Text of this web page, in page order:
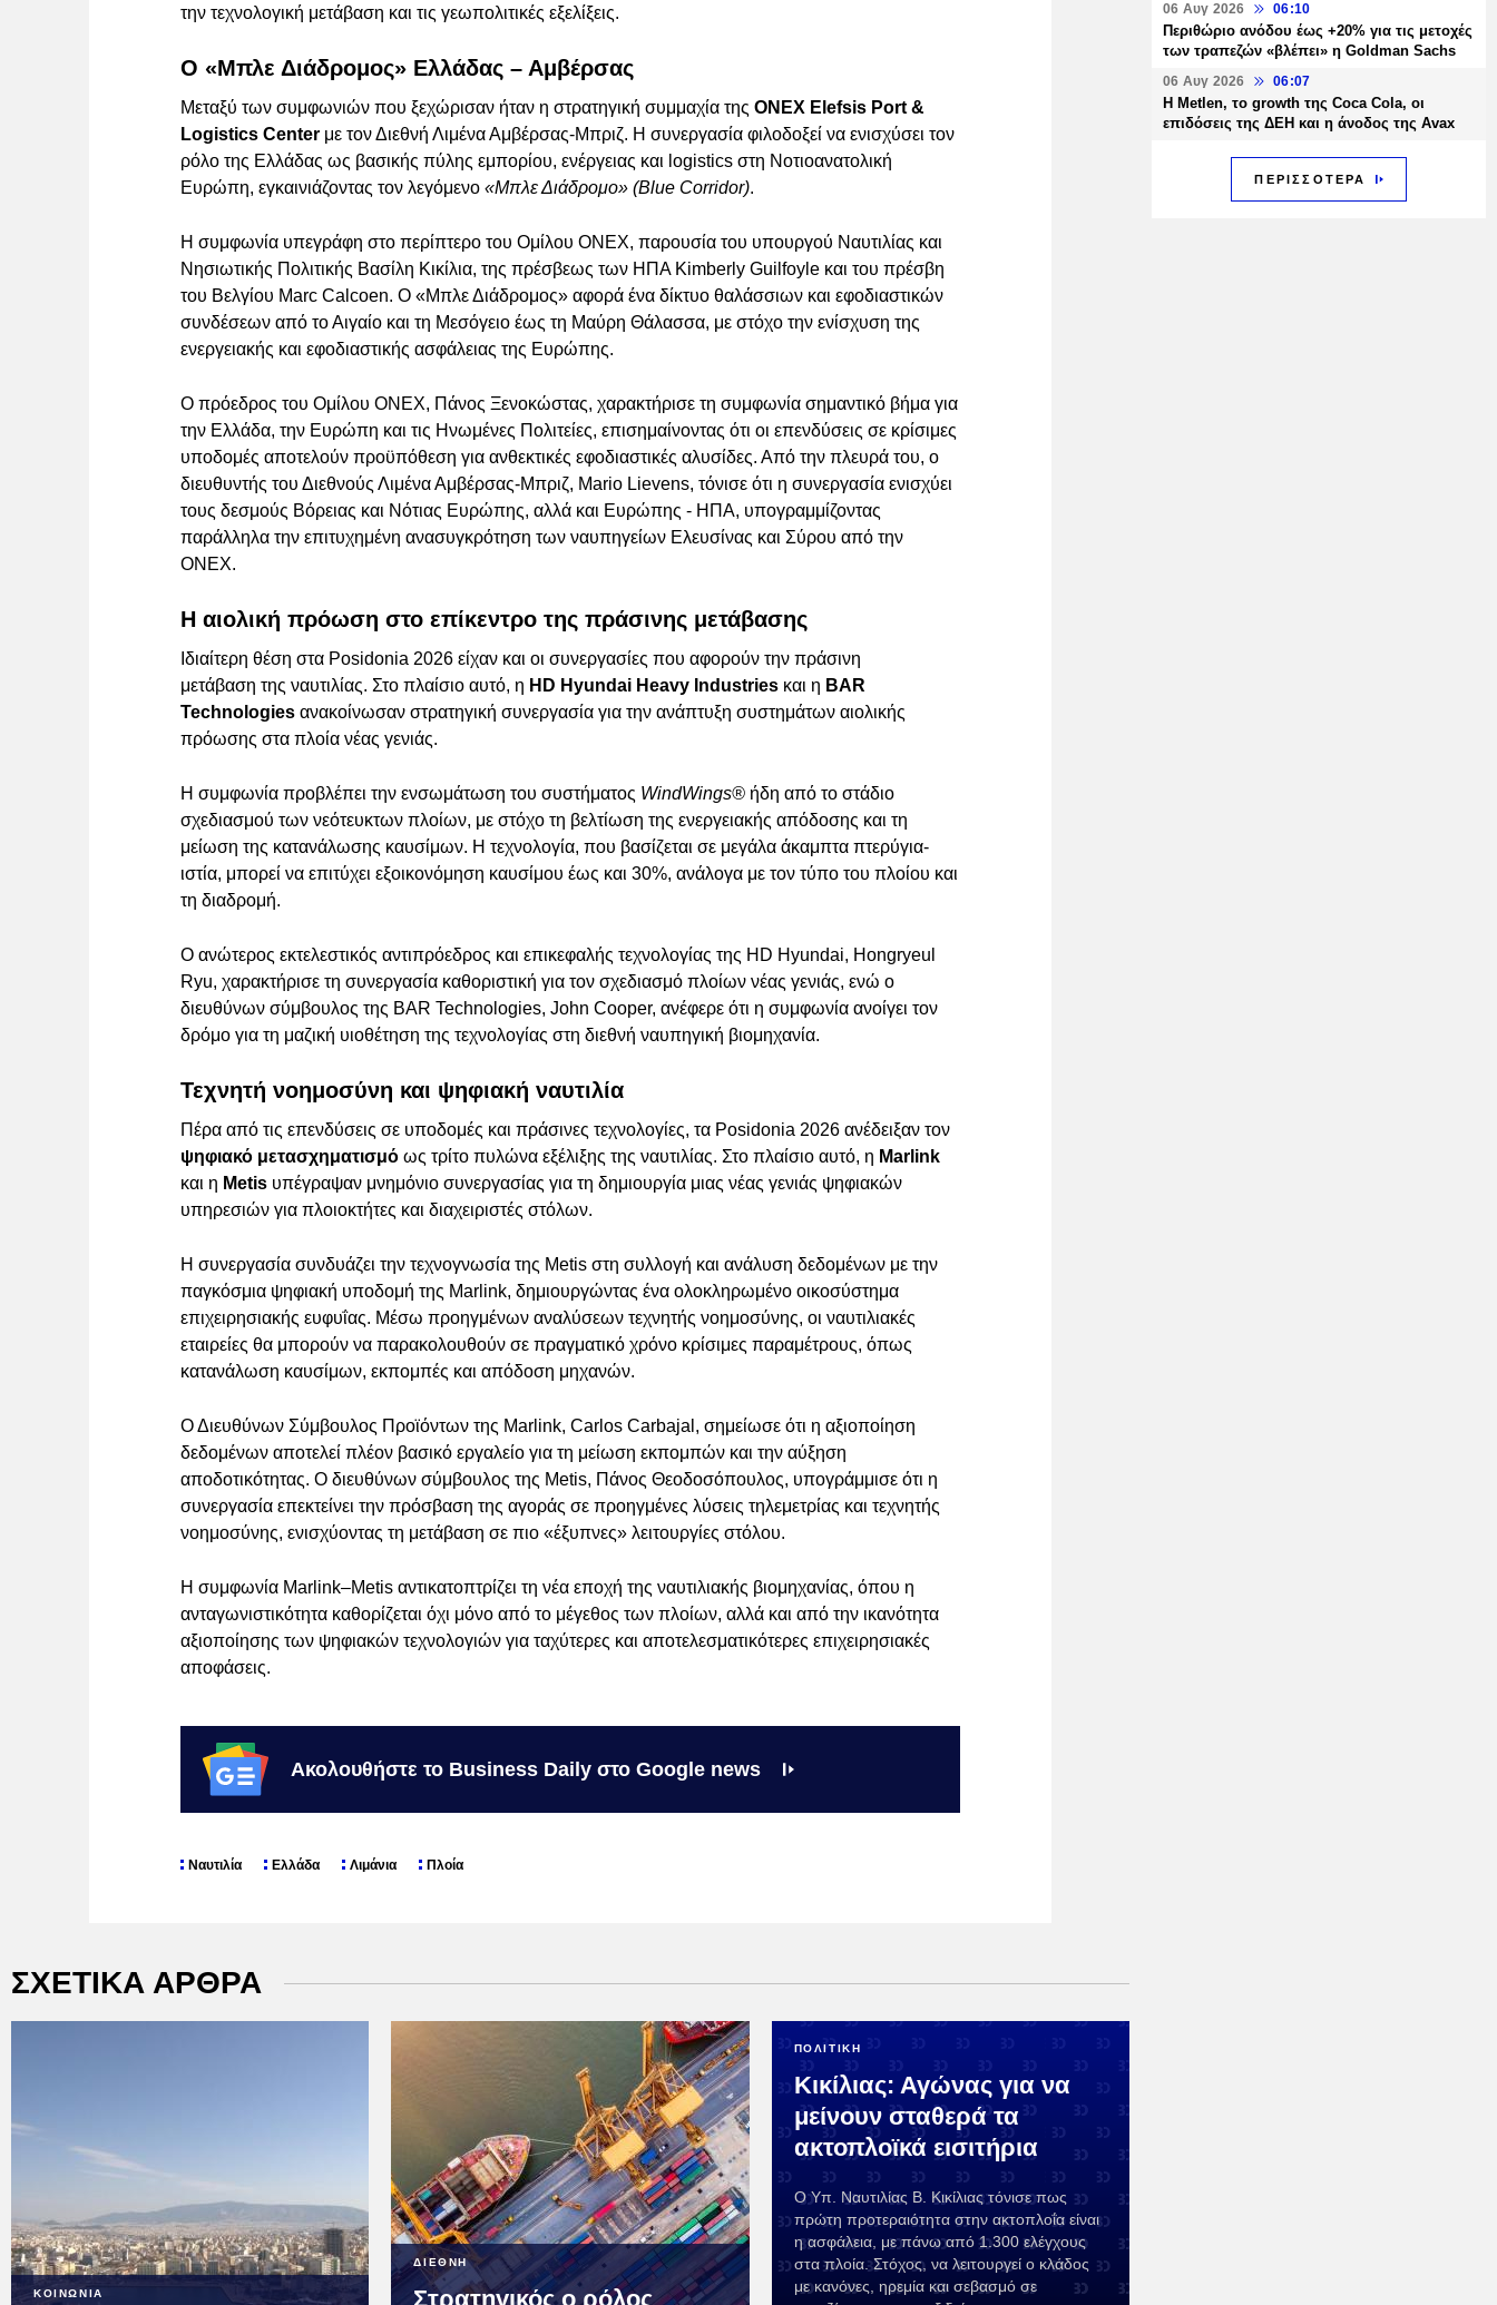
την τεχνολογική μετάβαση και τις γεωπολιτικές εξελίξεις.
Ο «Μπλε Διάδρομος» Ελλάδας – Αμβέρσας
Μεταξύ των συμφωνιών που ξεχώρισαν ήταν η στρατηγική συμμαχία της ONEX Elefsis Port &
Logistics Center με τον Διεθνή Λιμένα Αμβέρσας-Μπριζ. Η συνεργασία φιλοδοξεί να ενισχύσει τον
ρόλο της Ελλάδας ως βασικής πύλης εμπορίου, ενέργειας και logistics στη Νοτιοανατολική
Ευρώπη, εγκαινιάζοντας τον λεγόμενο «Μπλε Διάδρομο» (Blue Corridor).
Η συμφωνία υπεγράφη στο περίπτερο του Ομίλου ONEX, παρουσία του υπουργού Ναυτιλίας και
Νησιωτικής Πολιτικής Βασίλη Κικίλια, της πρέσβεως των ΗΠΑ Kimberly Guilfoyle και του πρέσβη
του Βελγίου Marc Calcoen. Ο «Μπλε Διάδρομος» αφορά ένα δίκτυο θαλάσσιων και εφοδιαστικών
συνδέσεων από το Αιγαίο και τη Μεσόγειο έως τη Μαύρη Θάλασσα, με στόχο την ενίσχυση της
ενεργειακής και εφοδιαστικής ασφάλειας της Ευρώπης.
Ο πρόεδρος του Ομίλου ONEX, Πάνος Ξενοκώστας, χαρακτήρισε τη συμφωνία σημαντικό βήμα για
την Ελλάδα, την Ευρώπη και τις Ηνωμένες Πολιτείες, επισημαίνοντας ότι οι επενδύσεις σε κρίσιμες
υποδομές αποτελούν προϋπόθεση για ανθεκτικές εφοδιαστικές αλυσίδες. Από την πλευρά του, ο
διευθυντής του Διεθνούς Λιμένα Αμβέρσας-Μπριζ, Mario Lievens, τόνισε ότι η συνεργασία ενισχύει
τους δεσμούς Βόρειας και Νότιας Ευρώπης, αλλά και Ευρώπης - ΗΠΑ, υπογραμμίζοντας
παράλληλα την επιτυχημένη ανασυγκρότηση των ναυπηγείων Ελευσίνας και Σύρου από την
ONEX.
Η αιολική πρόωση στο επίκεντρο της πράσινης μετάβασης
Ιδιαίτερη θέση στα Posidonia 2026 είχαν και οι συνεργασίες που αφορούν την πράσινη
μετάβαση της ναυτιλίας. Στο πλαίσιο αυτό, η HD Hyundai Heavy Industries και η BAR
Technologies ανακοίνωσαν στρατηγική συνεργασία για την ανάπτυξη συστημάτων αιολικής
πρόωσης στα πλοία νέας γενιάς.
Η συμφωνία προβλέπει την ενσωμάτωση του συστήματος WindWings® ήδη από το στάδιο
σχεδιασμού των νεότευκτων πλοίων, με στόχο τη βελτίωση της ενεργειακής απόδοσης και τη
μείωση της κατανάλωσης καυσίμων. Η τεχνολογία, που βασίζεται σε μεγάλα άκαμπτα πτερύγια-
ιστία, μπορεί να επιτύχει εξοικονόμηση καυσίμου έως και 30%, ανάλογα με τον τύπο του πλοίου και
τη διαδρομή.
Ο ανώτερος εκτελεστικός αντιπρόεδρος και επικεφαλής τεχνολογίας της HD Hyundai, Hongryeul
Ryu, χαρακτήρισε τη συνεργασία καθοριστική για τον σχεδιασμό πλοίων νέας γενιάς, ενώ ο
διευθύνων σύμβουλος της BAR Technologies, John Cooper, ανέφερε ότι η συμφωνία ανοίγει τον
δρόμο για τη μαζική υιοθέτηση της τεχνολογίας στη διεθνή ναυπηγική βιομηχανία.
Τεχνητή νοημοσύνη και ψηφιακή ναυτιλία
Πέρα από τις επενδύσεις σε υποδομές και πράσινες τεχνολογίες, τα Posidonia 2026 ανέδειξαν τον
ψηφιακό μετασχηματισμό ως τρίτο πυλώνα εξέλιξης της ναυτιλίας. Στο πλαίσιο αυτό, η Marlink
και η Metis υπέγραψαν μνημόνιο συνεργασίας για τη δημιουργία μιας νέας γενιάς ψηφιακών
υπηρεσιών για πλοιοκτήτες και διαχειριστές στόλων.
Η συνεργασία συνδυάζει την τεχνογνωσία της Metis στη συλλογή και ανάλυση δεδομένων με την
παγκόσμια ψηφιακή υποδομή της Marlink, δημιουργώντας ένα ολοκληρωμένο οικοσύστημα
επιχειρησιακής ευφυΐας. Μέσω προηγμένων αναλύσεων τεχνητής νοημοσύνης, οι ναυτιλιακές
εταιρείες θα μπορούν να παρακολουθούν σε πραγματικό χρόνο κρίσιμες παραμέτρους, όπως
κατανάλωση καυσίμων, εκπομπές και απόδοση μηχανών.
Ο Διευθύνων Σύμβουλος Προϊόντων της Marlink, Carlos Carbajal, σημείωσε ότι η αξιοποίηση
δεδομένων αποτελεί πλέον βασικό εργαλείο για τη μείωση εκπομπών και την αύξηση
αποδοτικότητας. Ο διευθύνων σύμβουλος της Metis, Πάνος Θεοδοσόπουλος, υπογράμμισε ότι η
συνεργασία επεκτείνει την πρόσβαση της αγοράς σε προηγμένες λύσεις τηλεμετρίας και τεχνητής
νοημοσύνης, ενισχύοντας τη μετάβαση σε πιο «έξυπνες» λειτουργίες στόλου.
Η συμφωνία Marlink–Metis αντικατοπτρίζει τη νέα εποχή της ναυτιλιακής βιομηχανίας, όπου η
ανταγωνιστικότητα καθορίζεται όχι μόνο από το μέγεθος των πλοίων, αλλά και από την ικανότητα
αξιοποίησης των ψηφιακών τεχνολογιών για ταχύτερες και αποτελεσματικότερες επιχειρησιακές
αποφάσεις.
Ακολουθήστε το Business Daily στο Google news
Ναυτιλία Ελλάδα Λιμάνια Πλοία
ΣΧΕΤΙΚΑ ΑΡΘΡΑ
ΚΟΙΝΩΝΙΑ
ΔΙΕΘΝΗ
Στρατηγικός ο ρόλος
ΠΟΛΙΤΙΚΗ
Κικίλιας: Αγώνας για να
μείνουν σταθερά τα
ακτοπλοϊκά εισιτήρια
Ο Υπ. Ναυτιλίας Β. Κικίλιας τόνισε πως
πρώτη προτεραιότητα στην ακτοπλοΐα είναι
η ασφάλεια, με πάνω από 1.300 ελέγχους
στα πλοία. Στόχος, να λειτουργεί ο κλάδος
με κανόνες, ηρεμία και σεβασμό σε
06 Αυγ 2026 06:10
Περιθώριο ανόδου έως +20% για τις μετοχές
των τραπεζών «βλέπει» η Goldman Sachs
06 Αυγ 2026 06:07
H Metlen, το growth της Coca Cola, οι
επιδόσεις της ΔΕΗ και η άνοδος της Avax
ΠΕΡΙΣΣΟΤΕΡΑ